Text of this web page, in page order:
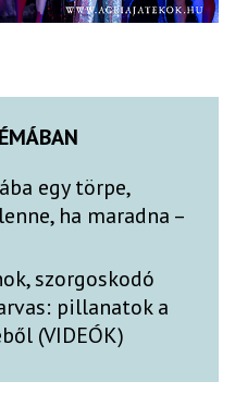
egy törpe,
ha maradna –
szorgoskodó
pillanatok a
(VIDEÓK)